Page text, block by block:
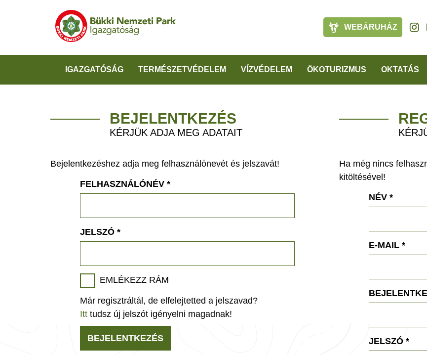
WEBÁRUHÁZ
IGAZGATÓSÁG TERMÉSZETVÉDELEM VÍZVÉDELEM ÖKOTURIZMUS OKTATÁS
BEJELENTKEZÉS
KÉRJÜK ADJA MEG ADATAIT
Bejelentkezéshez adja meg felhasználónevét és jelszavát!
FELHASZNÁLÓNÉV *
JELSZÓ *
EMLÉKEZZ RÁM
Már regisztráltál, de elfelejtetted a jelszavad?
Itt tudsz új jelszót igényelni magadnak!
BEJELENTKEZÉS
Ha még nincs
kitöltésével!
NÉV *
E-MAIL *
JELSZÓ *